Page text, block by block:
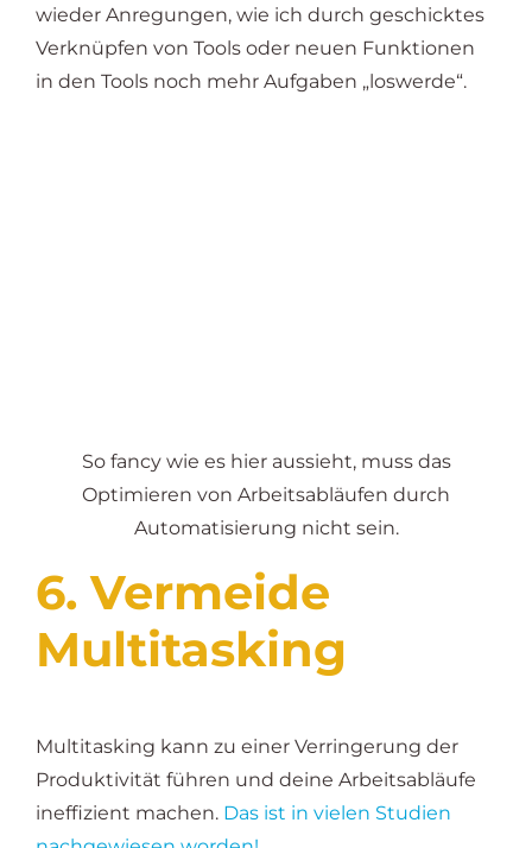
wieder Anregungen, wie ich durch geschicktes
Verknüpfen von Tools oder neuen Funktionen
in den Tools noch mehr Aufgaben „loswerde“.
So fancy wie es hier aussieht, muss das
Optimieren von Arbeitsabläufen durch
Automatisierung nicht sein.
6. Vermeide
Multitasking
Multitasking kann zu einer Verringerung der
Produktivität führen und deine Arbeitsabläufe
ineffizient machen. Das ist in vielen Studien